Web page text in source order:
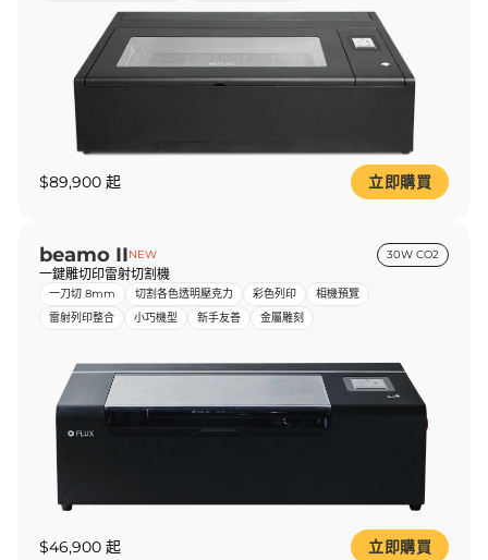
$89,900 起 立即購買
beamo IINEW 30W CO2
一鍵雕切印雷射切割機
一刀切 8mm 切割各色透明壓克力 彩色列印
相機預覽
雷射列印整合
小巧機型 新手友善 金屬雕刻
$46,900 起 立即購買